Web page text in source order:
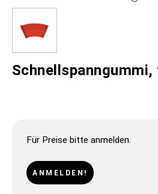
Für Preise bitte anmelden.
ANMELDEN!